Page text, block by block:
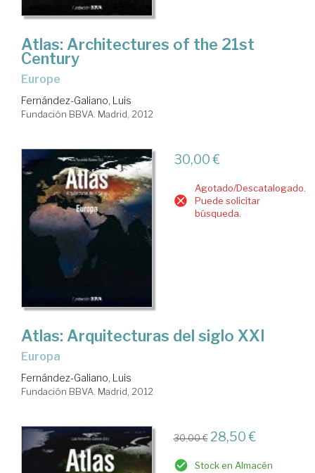
Atlas: Architectures of the 21st
Century
Europe
Fernández-Galiano, Luis
Fundación BBVA. Madrid, 2012
30,00 €
Agotado/Descatalogado.
Puede solicitar
búsqueda.
Atlas: Arquitecturas del siglo XXI
Europa
Fernández-Galiano, Luis
Fundación BBVA. Madrid, 2012
30,00 € 28,50 €
Stock en Almacén